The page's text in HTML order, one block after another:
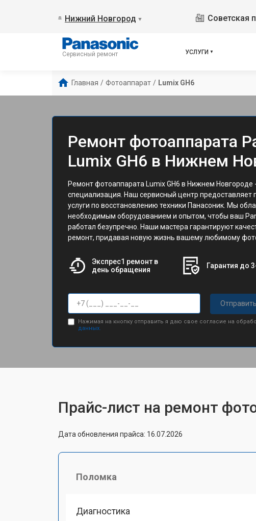
Нижний Новгород ▼ Советская
Сервисный ремонт УСЛУГИ
Главная / Фотоаппарат / Lumix GH6
Ремонт фотоаппарата
Lumix GH6 в Нижнем
Ремонт фотоаппарата Lumix GH6 в Нижнем Новгороде
специализация. Наш сервисный центр предоставляет
услуги по восстановлению техники Панасоник. Мы
необходимым оборудованием и опытом, чтобы ваш
работал безупречно. Наши мастера гарантируют
ремонт, придавая новую жизнь вашему любимому
Экспрес1 ремонт в
день обращения
Гарантия до
Нажимая на кнопку отправить я даю свое согласие на
данных.
Прайс-лист на ремонт
Дата обновления прайса: 16.07.2026
Поломка
Диагностика